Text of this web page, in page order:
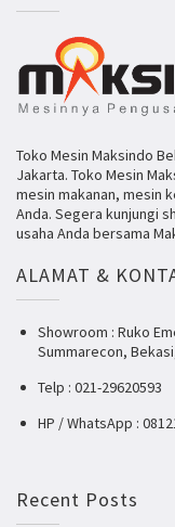
Toko Mesin Maksindo
Jakarta. Toko Mesin
mesin makanan, mesin
Anda. Segera kunjungi
usaha Anda bersama
ALAMAT &
Showroom : Ruko
Summarecon,
Telp : 021-29620593
HP / WhatsApp :
Recent Posts